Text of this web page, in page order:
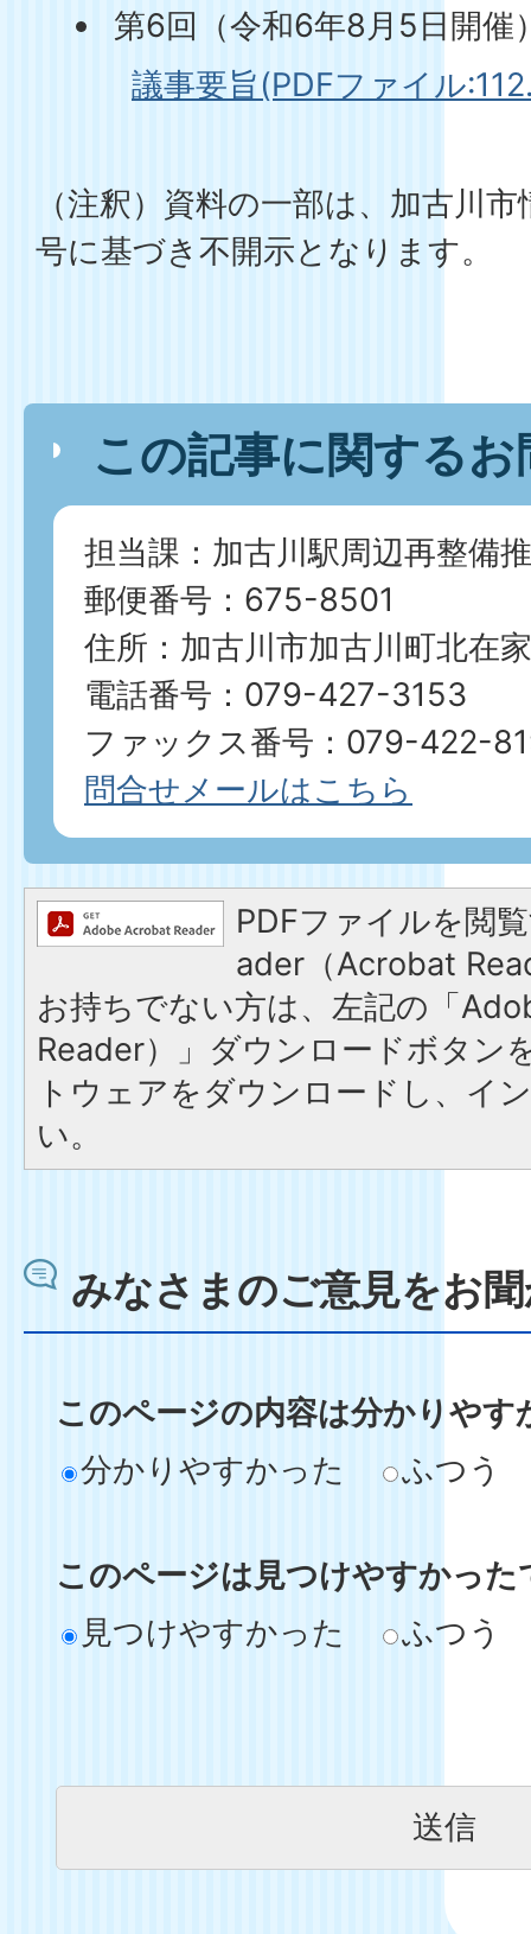
第6回（令和6年8月5日開催
議事要旨(PDFファイル
（注釈）資料の一部は、加古川
号に基づき不開示となります。
この記事に関する
担当課：加古川駅周辺再整備
郵便番号：675-8501
住所：加古川市加古川町北在
電話番号：079-427-3153
ファックス番号：079-422-
問合せメールはこちら
PDFファイルを閲
ader（Acrobat
お持ちでない方は、左記の「
Reader）」ダウンロードボタン
トウェアをダウンロードし、イ
い。
みなさまのご意見をお
このページの内容は分かりやす
分かりやすかった
ふつう
このページは見つけやすかった
見つけやすかった
ふつう